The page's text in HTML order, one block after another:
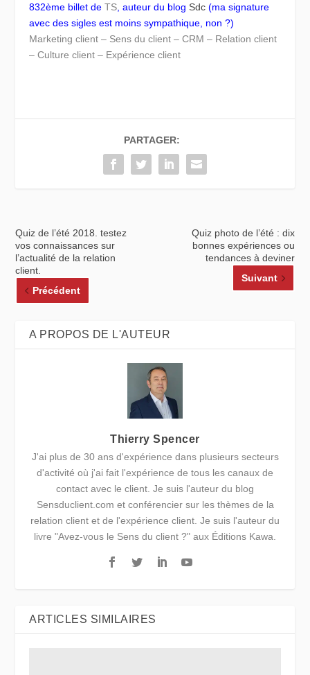
832ème billet deTS, auteur du blog Sdc(ma signature
avec des sigles est moins sympathique, non ?)
Marketing client – Sens du client – CRM – Relation client
– Culture client – Expérience client
PARTAGER:
Quiz de l’été 2018. testez
vos connaissances sur
l’actualité de la relation
client.
Précédent
Quiz photo de l’été : dix
bonnes expériences ou
tendances à deviner
Suivant
A PROPOS DE L'AUTEUR
Thierry Spencer
J'ai plus de 30 ans d'expérience dans plusieurs secteurs
d'activité où j'ai fait l'expérience de tous les canaux de
contact avec le client. Je suis l'auteur du blog
Sensduclient.com et conférencier sur les thèmes de la
relation client et de l'expérience client. Je suis l'auteur du
livre "Avez-vous le Sens du client ?" aux Éditions Kawa.
ARTICLES SIMILAIRES